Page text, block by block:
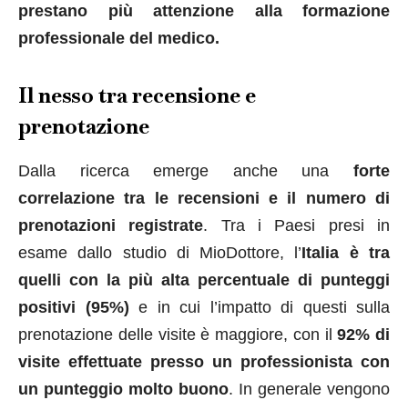
prestano più attenzione alla formazione
professionale del medico.
Il nesso tra recensione e
prenotazione
Dalla ricerca emerge anche una forte
correlazione tra le recensioni e il numero di
prenotazioni registrate. Tra i Paesi presi in
esame dallo studio di MioDottore, l’Italia è tra
quelli con la più alta percentuale di punteggi
positivi (95%) e in cui l’impatto di questi sulla
prenotazione delle visite è maggiore, con il92% di
visite effettuate presso un professionista con
un punteggio molto buono. In generale vengono